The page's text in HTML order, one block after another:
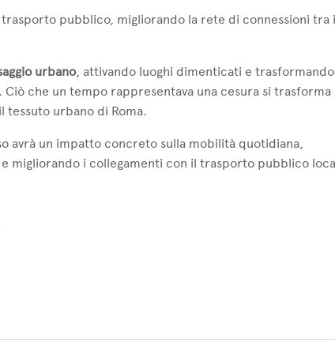
pubblico, migliorando la rete di connessioni tra i
urbano, attivando luoghi dimenticati e
Ciò che un tempo rappresentava una cesura si trasforma
urbano di Roma.
avrà un impatto concreto sulla mobilità quotidiana,
migliorando i collegamenti con il trasporto pubblico